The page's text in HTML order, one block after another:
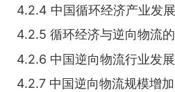
4.2.4 中国循环经济产业发
4.2.5 循环经济与逆向物流
4.2.6 中国逆向物流行业发
4.2.7 中国逆向物流规模增